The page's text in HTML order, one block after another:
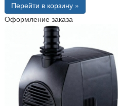
Перейти в корзину »
Оформление заказа